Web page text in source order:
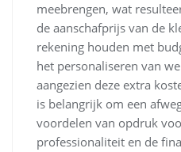
meebrengen, wat
de aanschafprijs van de
rekening houden met
het personaliseren van
aangezien deze extra
is belangrijk om een
voordelen van opdruk
professionaliteit en de